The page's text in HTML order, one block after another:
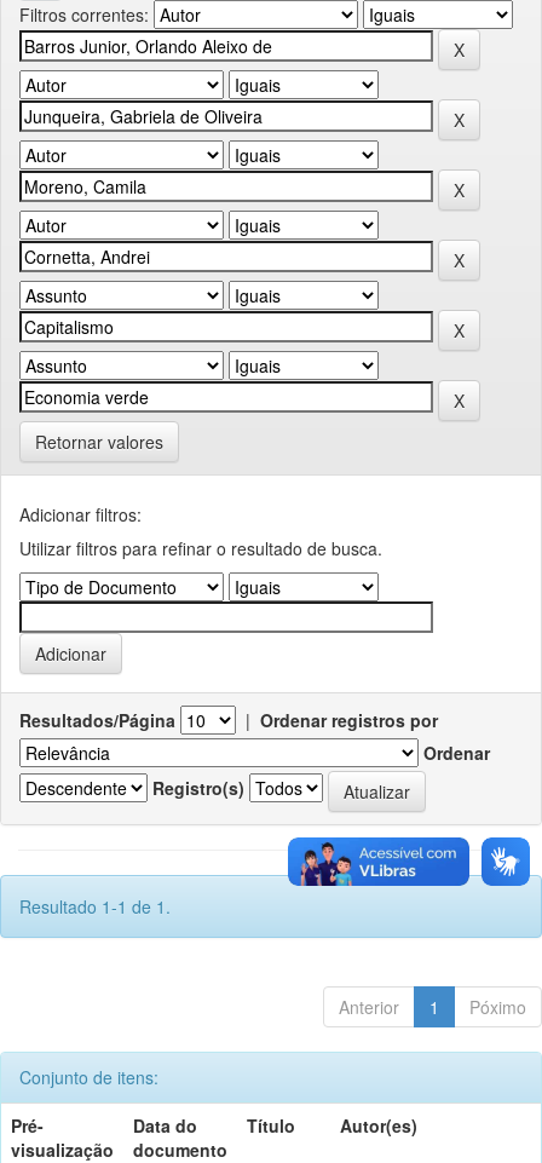
Filtros correntes:
Retornar valores
Adicionar filtros:
Utilizar filtros para refinar o resultado de busca.
Resultados/Página | Ordenar registros por
Ordenar
Registro(s)
Resultado 1-1 de 1.
Anterior 1 Póximo
Conjunto de itens:
Pré-
visualização
Data do
documento
Título Autor(es)